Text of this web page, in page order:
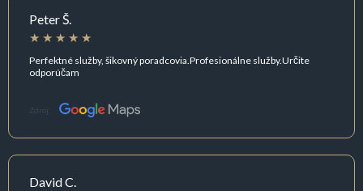
Peter Š.
Perfektné služby, šikovný poradcovia.Profesionálne služby.Určite
odporúčam
Zdroj:
David C.